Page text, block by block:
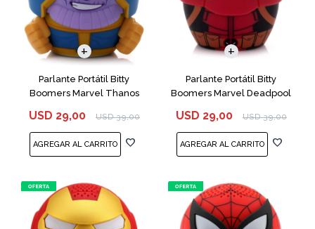
Parlante Portátil Bitty
Boomers Marvel Thanos
USD 29,00 USD 39,00
Parlante Portátil Bitty
Boomers Marvel Deadpool
USD 29,00 USD 39,00